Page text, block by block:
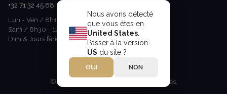
Nous avons détecté
que vous êtes en
United States.
Passer à la version
US du site ?
OUI NON
+32 71 32 45 68
Lun - Ven / 8h15 - 17h00
Sam / 8h30 - 12h30
Dim & Jours fériés / Fermé
© 2026 Sterling Knife. Tous droits réservés.